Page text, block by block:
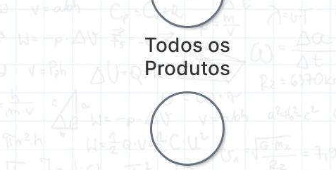
Todos os
Produtos